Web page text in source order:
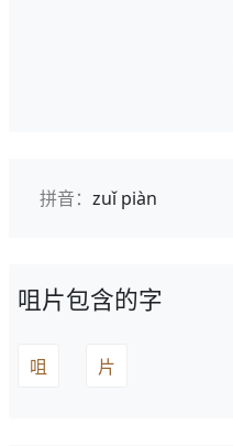
拼音： zuǐ piàn
咀片包含的字
咀 片